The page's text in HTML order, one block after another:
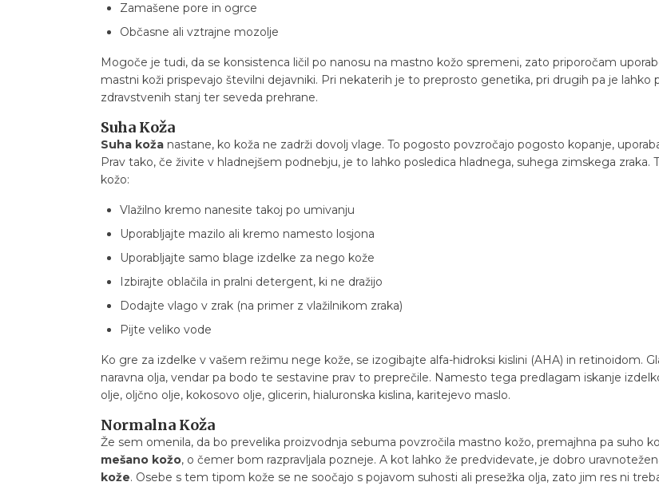
Zamašene pore in ogrce
Občasne ali vztrajne mozolje
Mogoče je tudi, da se konsistenca ličil po nanosu na mastno kožo spremeni, zato priporočam
mastni koži prispevajo številni dejavniki. Pri nekaterih je to preprosto genetika, pri drugih pa je lahko
zdravstvenih stanj ter seveda prehrane.
Suha Koža
Suha koža nastane, ko koža ne zadrži dovolj vlage. To pogosto povzročajo pogosto kopanje,
Prav tako, če živite v hladnejšem podnebju, je to lahko posledica hladnega, suhega zimskega zraka.
kožo:
Vlažilno kremo nanesite takoj po umivanju
Uporabljajte mazilo ali kremo namesto losjona
Uporabljajte samo blage izdelke za nego kože
Izbirajte oblačila in pralni detergent, ki ne dražijo
Dodajte vlago v zrak (na primer z vlažilnikom zraka)
Pijte veliko vode
Ko gre za izdelke v vašem režimu nege kože, se izogibajte alfa-hidroksi kislini (AHA) in retinoidom.
naravna olja, vendar pa bodo te sestavine prav to preprečile. Namesto tega predlagam iskanje
olje, oljčno olje, kokosovo olje, glicerin, hialuronska kislina, karitejevo maslo.
Normalna Koža
Že sem omenila, da bo prevelika proizvodnja sebuma povzročila mastno kožo, premajhna pa suho
mešano kožo, o čemer bom razpravljala pozneje. A kot lahko že predvidevate, je dobro
kože. Osebe s tem tipom kože se ne soočajo s pojavom suhosti ali presežka olja, zato jim res ni